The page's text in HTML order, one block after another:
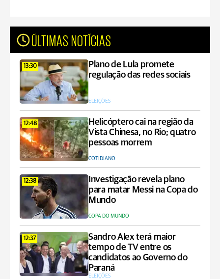
ÚLTIMAS NOTÍCIAS
13:30
Plano de Lula promete
regulação das redes sociais
ELEIÇÕES
12:48
Helicóptero cai na região da
Vista Chinesa, no Rio; quatro
pessoas morrem
COTIDIANO
12:38
Investigação revela plano
para matar Messi na Copa do
Mundo
COPA DO MUNDO
12:37
Sandro Alex terá maior
tempo de TV entre os
candidatos ao Governo do
Paraná
ELEIÇÕES